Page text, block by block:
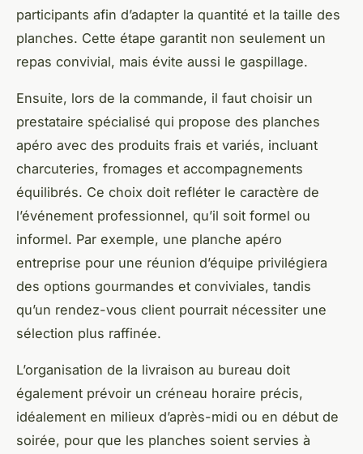
participants afin d’adapter la quantité et la taille des
planches. Cette étape garantit non seulement un
repas convivial, mais évite aussi le gaspillage.
Ensuite, lors de la commande, il faut choisir un
prestataire spécialisé qui propose des planches
apéro avec des produits frais et variés, incluant
charcuteries, fromages et accompagnements
équilibrés. Ce choix doit refléter le caractère de
l’événement professionnel, qu’il soit formel ou
informel. Par exemple, une planche apéro
entreprise pour une réunion d’équipe privilégiera
des options gourmandes et conviviales, tandis
qu’un rendez-vous client pourrait nécessiter une
sélection plus raffinée.
L’organisation de la livraison au bureau doit
également prévoir un créneau horaire précis,
idéalement en milieux d’après-midi ou en début de
soirée, pour que les planches soient servies à